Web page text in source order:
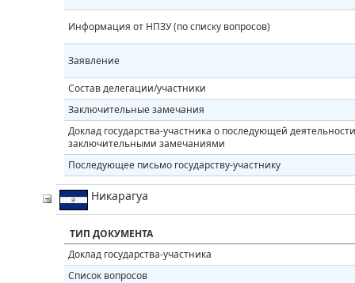
Информация от НПЗУ (по списку вопросов)
Заявление
Состав делегации/участники
Заключительные замечания
Доклад государства-участника о последующей
заключительными замечаниями
Последующее письмо государству-участнику
Никарагуа
ТИП ДОКУМЕНТА
Доклад государства-участника
Список вопросов